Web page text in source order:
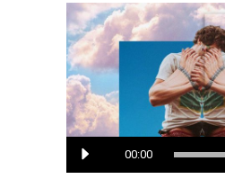
Audio
Player
00:00